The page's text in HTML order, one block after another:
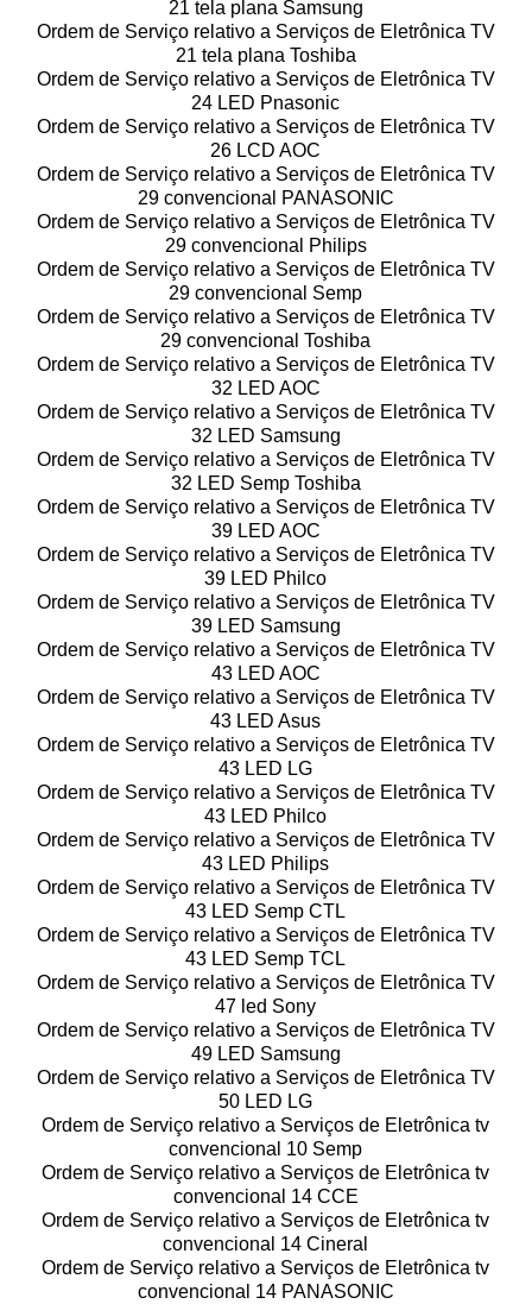
21 tela plana Samsung
Ordem de Serviço relativo a Serviços de Eletrônica TV
21 tela plana Toshiba
Ordem de Serviço relativo a Serviços de Eletrônica TV
24 LED Pnasonic
Ordem de Serviço relativo a Serviços de Eletrônica TV
26 LCD AOC
Ordem de Serviço relativo a Serviços de Eletrônica TV
29 convencional PANASONIC
Ordem de Serviço relativo a Serviços de Eletrônica TV
29 convencional Philips
Ordem de Serviço relativo a Serviços de Eletrônica TV
29 convencional Semp
Ordem de Serviço relativo a Serviços de Eletrônica TV
29 convencional Toshiba
Ordem de Serviço relativo a Serviços de Eletrônica TV
32 LED AOC
Ordem de Serviço relativo a Serviços de Eletrônica TV
32 LED Samsung
Ordem de Serviço relativo a Serviços de Eletrônica TV
32 LED Semp Toshiba
Ordem de Serviço relativo a Serviços de Eletrônica TV
39 LED AOC
Ordem de Serviço relativo a Serviços de Eletrônica TV
39 LED Philco
Ordem de Serviço relativo a Serviços de Eletrônica TV
39 LED Samsung
Ordem de Serviço relativo a Serviços de Eletrônica TV
43 LED AOC
Ordem de Serviço relativo a Serviços de Eletrônica TV
43 LED Asus
Ordem de Serviço relativo a Serviços de Eletrônica TV
43 LED LG
Ordem de Serviço relativo a Serviços de Eletrônica TV
43 LED Philco
Ordem de Serviço relativo a Serviços de Eletrônica TV
43 LED Philips
Ordem de Serviço relativo a Serviços de Eletrônica TV
43 LED Semp CTL
Ordem de Serviço relativo a Serviços de Eletrônica TV
43 LED Semp TCL
Ordem de Serviço relativo a Serviços de Eletrônica TV
47 led Sony
Ordem de Serviço relativo a Serviços de Eletrônica TV
49 LED Samsung
Ordem de Serviço relativo a Serviços de Eletrônica TV
50 LED LG
Ordem de Serviço relativo a Serviços de Eletrônica tv
convencional 10 Semp
Ordem de Serviço relativo a Serviços de Eletrônica tv
convencional 14 CCE
Ordem de Serviço relativo a Serviços de Eletrônica tv
convencional 14 Cineral
Ordem de Serviço relativo a Serviços de Eletrônica tv
convencional 14 PANASONIC